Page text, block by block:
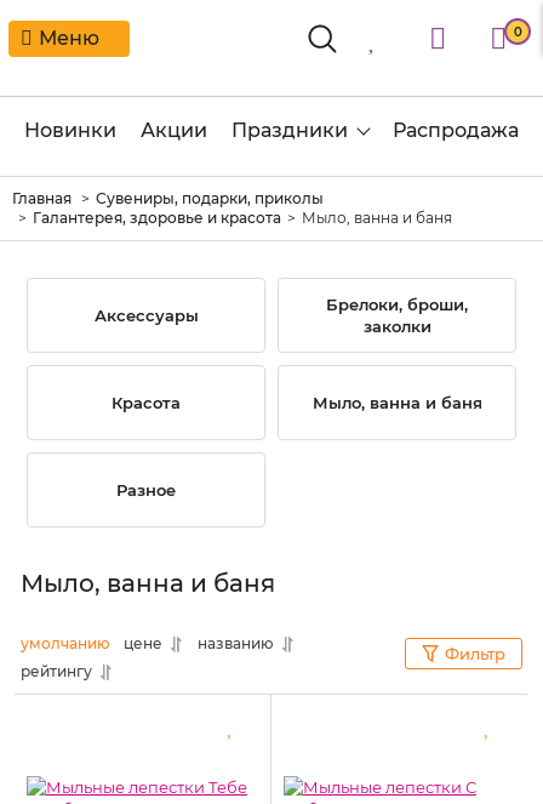
Меню 0
Новинки Акции Праздники Распродажа
Главная
Сувениры, подарки, приколы
Галантерея, здоровье и красота
Мыло, ванна и баня
Аксессуары
Брелоки, броши,
заколки
Красота Мыло, ванна и баня
Разное
Мыло, ванна и баня
умолчанию цене
названию
рейтингу
Фильтр